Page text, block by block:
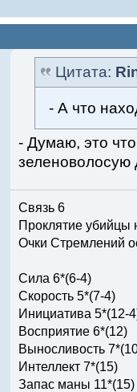
Цитата:
- А что
- Думаю, это
зеленоволосую
Связь 6
Проклятие убийцы
Очки Стремлений
Сила 6*(6-4)
Скорость 5*(7-4)
Инициатива 5*(12-
Восприятие 6*(12)
Выносливость
Интеллект 7*(15)
Запас маны 11*(15)